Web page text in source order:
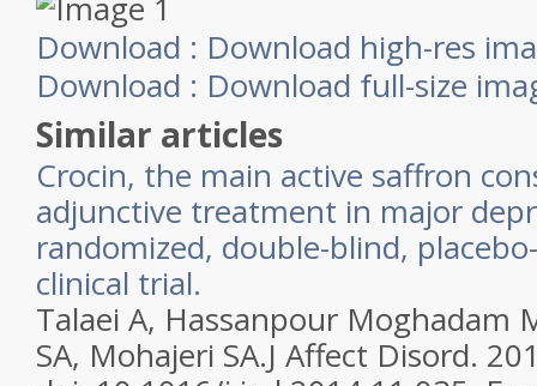
Download : Download high-res
Download : Download full-size
Similar articles
Crocin, the main active saffron
adjunctive treatment in major
randomized, double-blind,
clinical trial.
Talaei A, Hassanpour Moghadam
SA, Mohajeri SA.J Affect Disord.